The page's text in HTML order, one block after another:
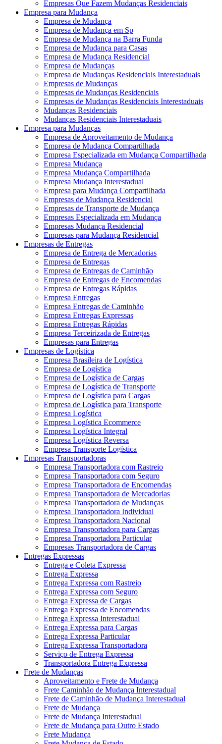
Empresas Que Fazem Mudanças Residenciais
Empresa para Mudança
Empresa de Mudança
Empresa de Mudança em Sp
Empresa de Mudança na Barra Funda
Empresa de Mudança para Casas
Empresa de Mudança Residencial
Empresa de Mudanças
Empresa de Mudanças Residenciais Interestaduais
Empresas de Mudanças
Empresas de Mudanças Residenciais
Empresas de Mudanças Residenciais Interestaduais
Mudanças Residenciais
Mudanças Residenciais Interestaduais
Empresa para Mudanças
Empresa de Aproveitamento de Mudança
Empresa de Mudança Compartilhada
Empresa Especializada em Mudança Compartilhada
Empresa Mudança
Empresa Mudança Compartilhada
Empresa Mudança Interestadual
Empresa para Mudança Compartilhada
Empresas de Mudança Residencial
Empresas de Transporte de Mudança
Empresas Especializada em Mudança
Empresas Mudança Residencial
Empresas para Mudança Residencial
Empresas de Entregas
Empresa de Entrega de Mercadorias
Empresa de Entregas
Empresa de Entregas de Caminhão
Empresa de Entregas de Encomendas
Empresa de Entregas Rápidas
Empresa Entregas
Empresa Entregas de Caminhão
Empresa Entregas Expressas
Empresa Entregas Rápidas
Empresa Terceirizada de Entregas
Empresas para Entregas
Empresas de Logística
Empresa Brasileira de Logística
Empresa de Logística
Empresa de Logística de Cargas
Empresa de Logística de Transporte
Empresa de Logística para Cargas
Empresa de Logística para Transporte
Empresa Logística
Empresa Logística Ecommerce
Empresa Logística Integral
Empresa Logística Reversa
Empresa Transporte Logística
Empresas Transportadoras
Empresa Transportadora com Rastreio
Empresa Transportadora com Seguro
Empresa Transportadora de Encomendas
Empresa Transportadora de Mercadorias
Empresa Transportadora de Mudanças
Empresa Transportadora Individual
Empresa Transportadora Nacional
Empresa Transportadora para Cargas
Empresa Transportadora Particular
Empresas Transportadora de Cargas
Entregas Expressas
Entrega e Coleta Expressa
Entrega Expressa
Entrega Expressa com Rastreio
Entrega Expressa com Seguro
Entrega Expressa de Cargas
Entrega Expressa de Encomendas
Entrega Expressa Interestadual
Entrega Expressa para Cargas
Entrega Expressa Particular
Entrega Expressa Transportadora
Serviço de Entrega Expressa
Transportadora Entrega Expressa
Frete de Mudanças
Aproveitamento e Frete de Mudança
Frete Caminhão de Mudança Interestadual
Frete de Caminhão de Mudança Interestadual
Frete de Mudança
Frete de Mudança Interestadual
Frete de Mudança para Outro Estado
Frete Mudança